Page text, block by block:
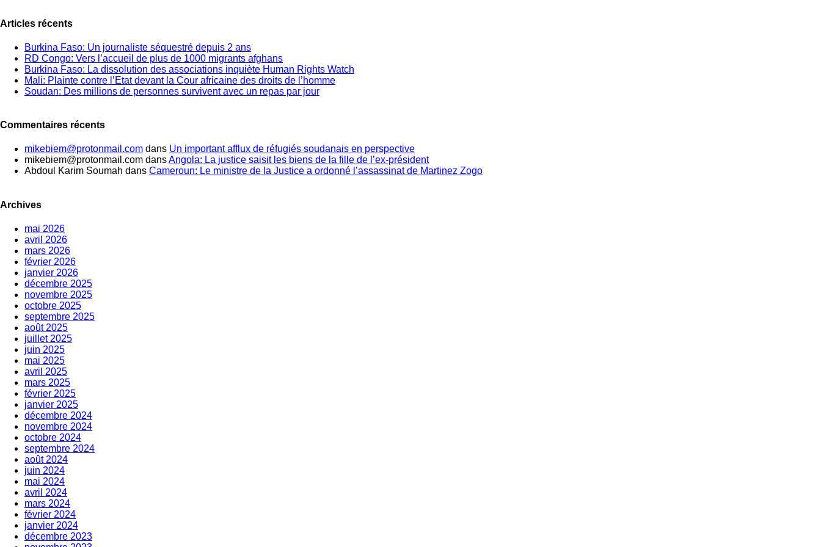
Articles récents
Burkina Faso: Un journaliste séquestré depuis 2 ans
RD Congo: Vers l’accueil de plus de 1000 migrants afghans
Burkina Faso: La dissolution des associations inquiète Human Rights Watch
Mali: Plainte contre l’Etat devant la Cour africaine des droits de l’homme
Soudan: Des millions de personnes survivent avec un repas par jour
Commentaires récents
mikebiem@protonmail.com dans Un important afflux de réfugiés soudanais en perspective
mikebiem@protonmail.com dansAngola: La justice saisit les biens de la fille de l’ex-président
Abdoul Karim Soumah dans Cameroun: Le ministre de la Justice a ordonné l’assassinat de Martinez Zogo
Archives
mai 2026
avril 2026
mars 2026
février 2026
janvier 2026
décembre 2025
novembre 2025
octobre 2025
septembre 2025
août 2025
juillet 2025
juin 2025
mai 2025
avril 2025
mars 2025
février 2025
janvier 2025
décembre 2024
novembre 2024
octobre 2024
septembre 2024
août 2024
juin 2024
mai 2024
avril 2024
mars 2024
février 2024
janvier 2024
décembre 2023